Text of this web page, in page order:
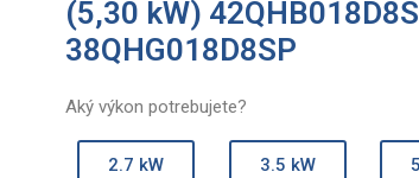
(5,30 kW)
38QHG018D8SP
Aký výkon potrebujete?
2.7 kW 3.5 kW